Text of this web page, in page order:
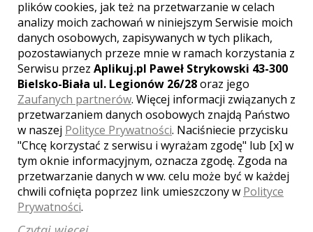
Jesteśmy bardzo zadowoleni z
wykonanych usług. Kamerzyści
byli zupełnie nienachalni a mimo
wszysto wykonali swoją pracę
bez zarzutu. Polecam każdemu
Karolina Lichota i Wiktor Feduń,
ślub: 2018-10-06
Wszystko przebiegło zgodnie z
planem, kamerzyści byli niemal
niezauważalni podczas zabawy,
polecam :)
plików cookies, jak też na przetwarzanie w celach
analizy moich zachowań w niniejszym Serwisie moich
danych osobowych, zapisywanych w tych plikach,
pozostawianych przeze mnie w ramach korzystania z
Serwisu przez Aplikuj.pl Paweł Strykowski 43-300
Bielsko-Biała ul. Legionów 26/28oraz jego
Zaufanych partnerów. Więcej informacji związanych z
przetwarzaniem danych osobowych znajdą Państwo
w naszej Polityce Prywatności. Naciśniecie przycisku
"Chcę korzystać z serwisu i wyrażam zgodę" lub [x] w
tym oknie informacyjnym, oznacza zgodę. Zgoda na
przetwarzanie danych w ww. celu może być w każdej
chwili cofnięta poprzez link umieszczony w Polityce
Prywatności.